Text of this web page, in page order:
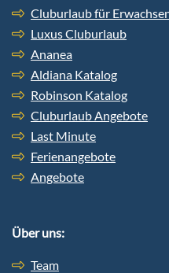
Cluburlaub für
Luxus Cluburlaub
Ananea
Aldiana Katalog
Robinson Katalog
Cluburlaub Angebote
Last Minute
Ferienangebote
Angebote
Über uns:
Team